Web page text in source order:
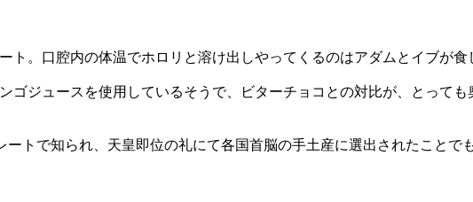
ト。口腔内の体温でホロリと溶け出しやってくるのはアダムとイブが
ゴジュースを使用しているそうで、ビターチョコとの対比が、とって
トで知られ、天皇即位の礼にて各国首脳の手土産に選出されたこと